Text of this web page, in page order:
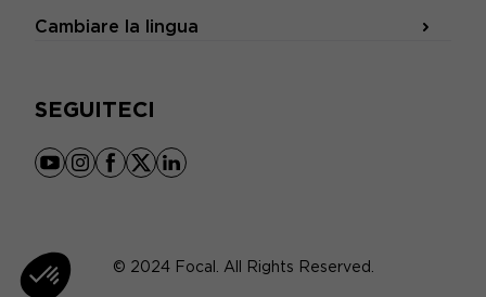
Cambiare la lingua
SEGUITECI
youtube
instagram
facebook
x linkedin
© 2024 Focal. All Rights Reserved.